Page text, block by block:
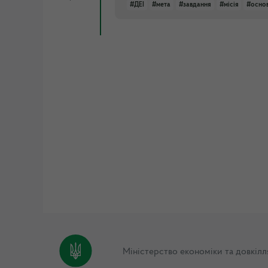
#ДЕІ #мета #завдання #місія
Міністерство економіки та